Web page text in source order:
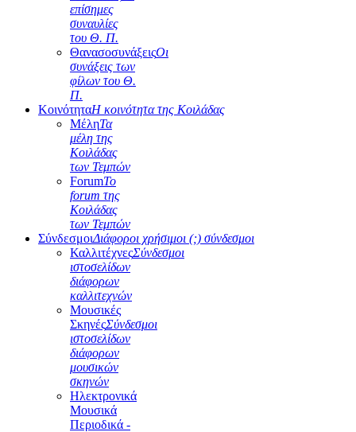
επίσημες
συναυλίες
του Θ. Π.
ΘανασοσυνάξειςΟι
συνάξεις των
φίλων του Θ.
Π.
ΚοινότηταΗ κοινότητα της Κοιλάδας
ΜέληΤα
μέλη της
Κοιλάδας
των Τεμπών
ForumΤο
forum της
Κοιλάδας
των Τεμπών
ΣύνδεσμοιΔιάφοροι χρήσιμοι (;) σύνδεσμοι
ΚαλλιτέχνεςΣύνδεσμοι
ιστοσελίδων
διάφορων
καλλιτεχνών
Μουσικές
ΣκηνέςΣύνδεσμοι
ιστοσελίδων
διάφορων
μουσικών
σκηνών
Ηλεκτρονικά
Μουσικά
Περιοδικά -